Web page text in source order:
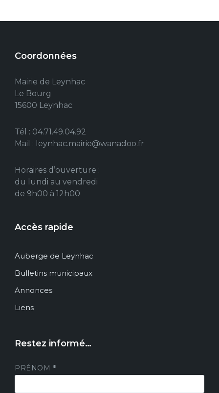
Coordonnées
Mairie de Leynhac
Le Bourg
15600 Leynhac
Tél : 04.71.49.04.92
Mail : leynhac.mairie@wanadoo.fr
Horaires d’ouverture :
du lundi au vendredi
de 9h00 à 12h00
Accès rapide
Auberge de Leynhac
Bulletins municipaux
Annonces
Liens
Restez informé…
PRÉNOM *